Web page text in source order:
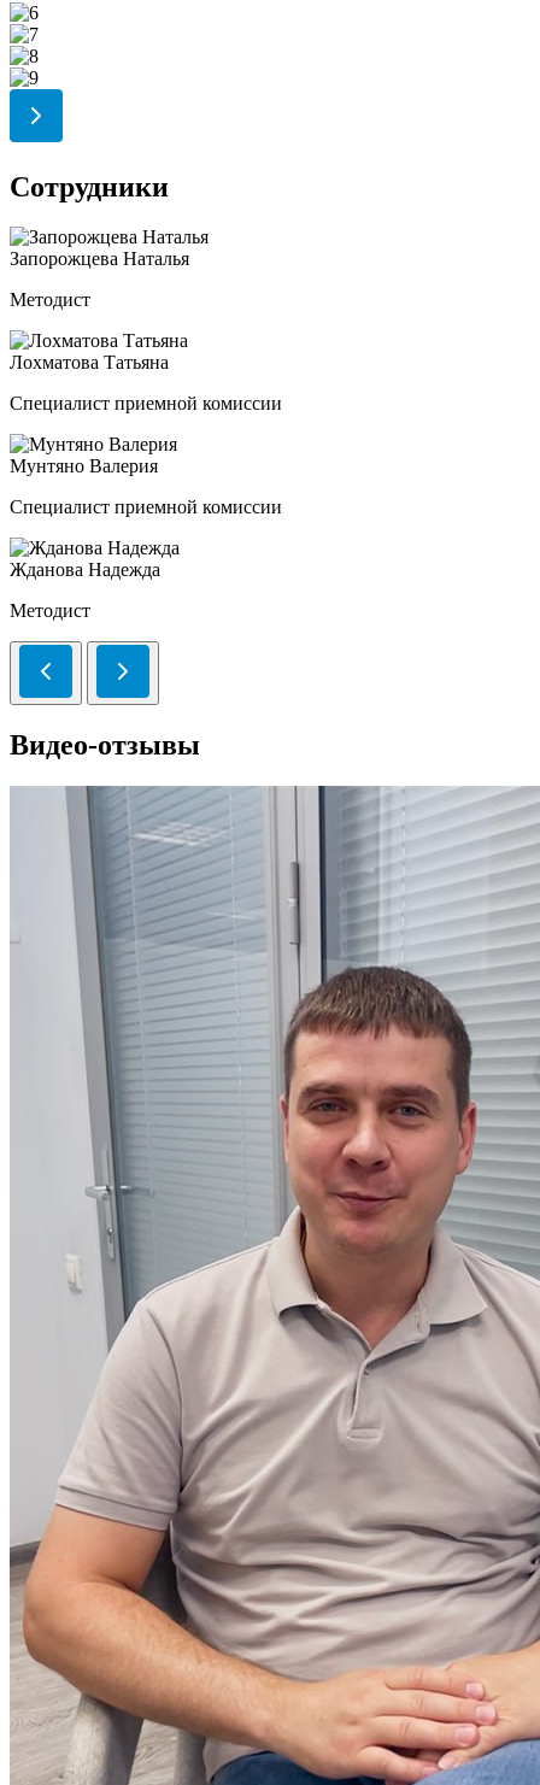
Сотрудники
Запорожцева Наталья
Методист
Лохматова Татьяна
Специалист приемной комиссии
Мунтяно Валерия
Специалист приемной комиссии
Жданова Надежда
Методист
Видео-отзывы